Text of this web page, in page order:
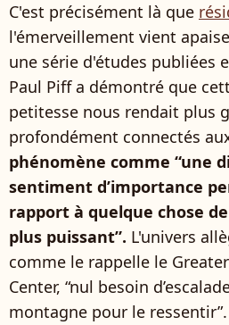
C'est précisément là que
l'émerveillement vient
une série d'études publiées
Paul Piff a démontré que
petitesse nous rendait plus
profondément connectés
phénomène comme “une
sentiment d’importance
rapport à quelque chose
plus puissant”. L'univers
comme le rappelle le
Center, “nul besoin
montagne pour le